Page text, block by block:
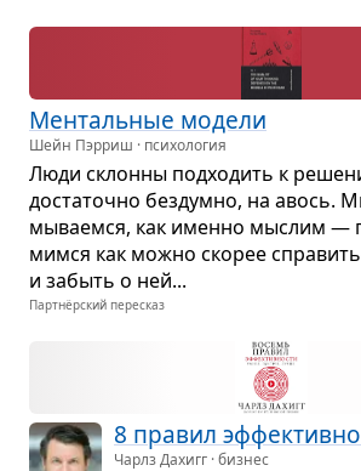
Мен­таль­ные модели
Шейн Пэрриш · психология
Люди склонны под­хо­дить к
доста­точно без­думно, на авось.
мы­ва­емся, как именно мыс­лим —
мимся как можно ско­рее
и забыть о ней...
Партнёрский пересказ
8 пра­вил
Чарлз Дахигг · бизнес